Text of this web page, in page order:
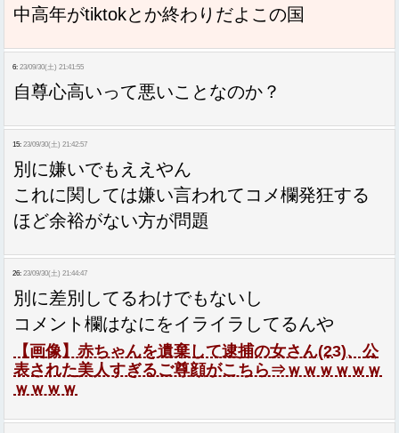
中高年がtiktokとか終わりだよこの国
6: 23/09/30(土) 21:41:55
自尊心高いって悪いことなのか？
15: 23/09/30(土) 21:42:57
別に嫌いでもええやん
これに関しては嫌い言われてコメ欄発狂する
ほど余裕がない方が問題
26: 23/09/30(土) 21:44:47
別に差別してるわけでもないし
コメント欄はなにをイライラしてるんや
【画像】赤ちゃんを遺棄して逮捕の女さん(23)、公
表された美人すぎるご尊顔がこちら⇒ｗｗｗｗｗｗ
ｗｗｗｗ